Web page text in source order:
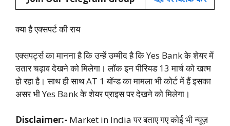
क्या है एक्सपर्ट की राय
एक्सपर्ट्स का मानना है कि उन्हें उम्मीद है कि Yes Bank के शेयर में
उतार चढ़ाव देखने को मिलेगा। लॉक इन पीरियड 13 मार्च को खत्म
हो रहा है। साथ ही साथ AT 1 बॉन्ड का मामला भी कोर्ट में हैं इसका
असर भी Yes Bank के शेयर प्राइस पर देखने को मिलेगा।
Disclaimer:- Market in India पर बताए गए कोई भी न्यूज़